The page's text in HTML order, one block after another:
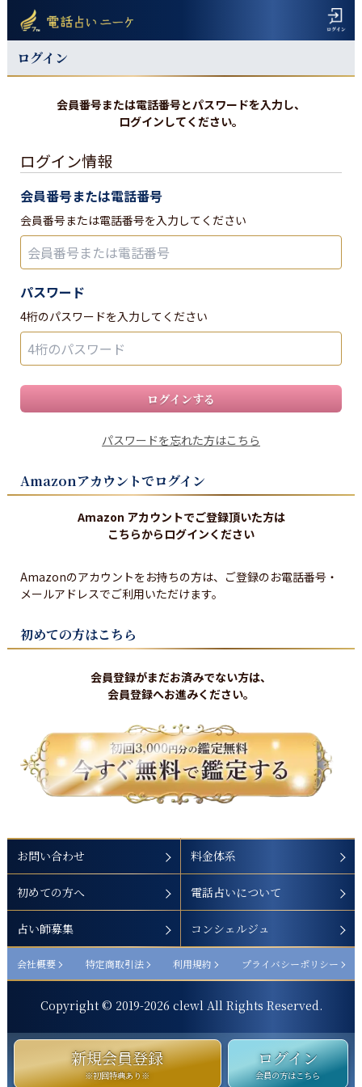
ログイン
会員番号または電話番号とパスワードを入力し、
ログインしてください。
ログイン情報
会員番号または電話番号
会員番号または電話番号を入力してください
パスワード
4桁のパスワードを入力してください
ログインする
パスワードを忘れた方はこちら
Amazonアカウントでログイン
Amazon アカウントでご登録頂いた方は
こちらからログインください
Amazonのアカウントをお持ちの方は、ご登録のお電話番号・
メールアドレスでご利用いただけます。
初めての方はこちら
会員登録がまだお済みでない方は、
会員登録へお進みください。
お問い合わせ 料金体系
初めての方へ 電話占いについて
占い師募集 コンシェルジュ
会社概要 特定商取引法 利用規約 プライバシーポリシー
Copyright © 2019-2026 clewl All Rights Reserved.
新規会員登録
※初回特典あり※
ログイン
会員の方はこちら